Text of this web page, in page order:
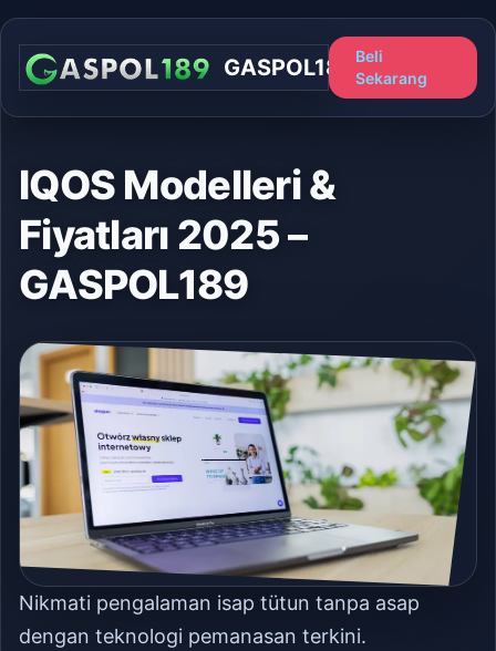
GASPOL189
Beli
Sekarang
IQOS Modelleri &
Fiyatları 2025 –
GASPOL189
Nikmati pengalaman isap tütun tanpa asap
dengan teknologi pemanasan terkini.